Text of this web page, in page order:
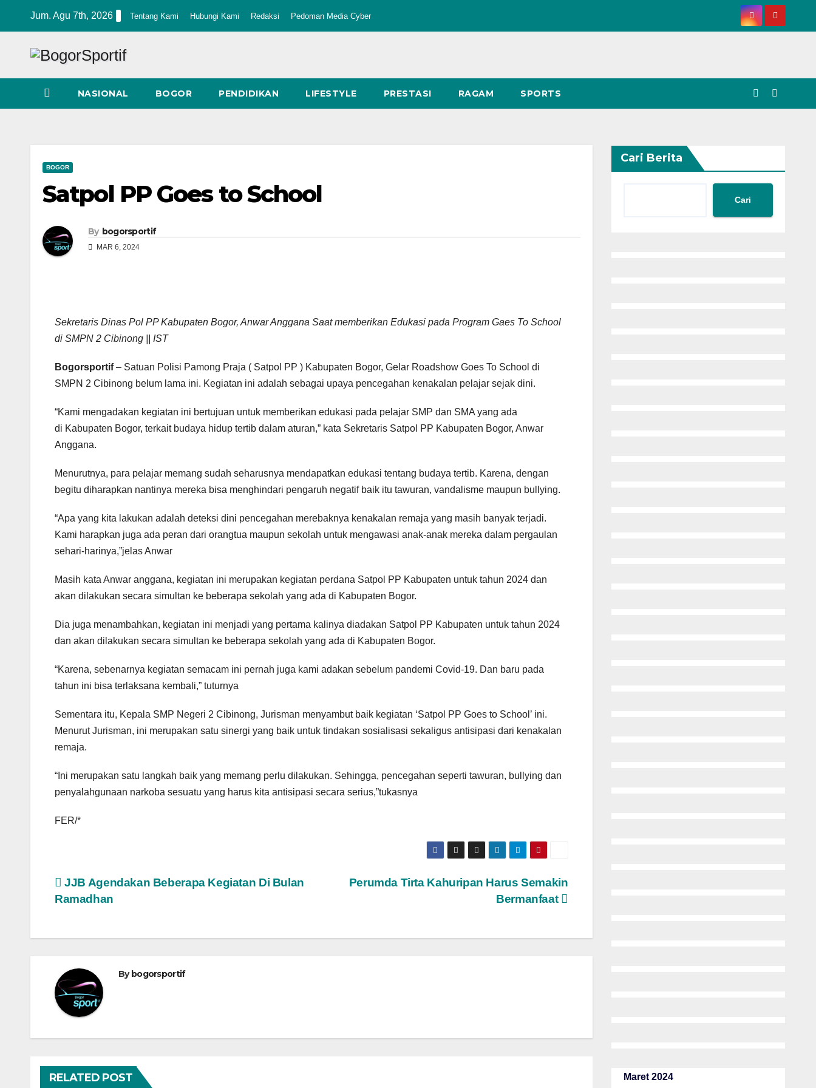
Jum. Agu 7th, 2026 Tentang Kami Hubungi Kami Redaksi Pedoman Media Cyber
NASIONAL BOGOR PENDIDIKAN LIFESTYLE PRESTASI RAGAM SPORTS
BOGOR
Satpol PP Goes to School
By bogorsportif
MAR 6, 2024
Sekretaris Dinas Pol PP Kabupaten Bogor, Anwar Anggana Saat memberikan Edukasi pada Program Gaes To School
di SMPN 2 Cibinong || IST
Bogorsportif– Satuan Polisi Pamong Praja ( Satpol PP ) Kabupaten Bogor, Gelar Roadshow Goes To School di
SMPN 2 Cibinong belum lama ini. Kegiatan ini adalah sebagai upaya pencegahan kenakalan pelajar sejak dini.
“Kami mengadakan kegiatan ini bertujuan untuk memberikan edukasi pada pelajar SMP dan SMA yang ada
di Kabupaten Bogor, terkait budaya hidup tertib dalam aturan,” kata Sekretaris Satpol PP Kabupaten Bogor, Anwar
Anggana.
Menurutnya, para pelajar memang sudah seharusnya mendapatkan edukasi tentang budaya tertib. Karena, dengan
begitu diharapkan nantinya mereka bisa menghindari pengaruh negatif baik itu tawuran, vandalisme maupun bullying.
“Apa yang kita lakukan adalah deteksi dini pencegahan merebaknya kenakalan remaja yang masih banyak terjadi.
Kami harapkan juga ada peran dari orangtua maupun sekolah untuk mengawasi anak-anak mereka dalam pergaulan
sehari-harinya,”jelas Anwar
Masih kata Anwar anggana, kegiatan ini merupakan kegiatan perdana Satpol PP Kabupaten untuk tahun 2024 dan
akan dilakukan secara simultan ke beberapa sekolah yang ada di Kabupaten Bogor.
Dia juga menambahkan, kegiatan ini menjadi yang pertama kalinya diadakan Satpol PP Kabupaten untuk tahun 2024
dan akan dilakukan secara simultan ke beberapa sekolah yang ada di Kabupaten Bogor.
“Karena, sebenarnya kegiatan semacam ini pernah juga kami adakan sebelum pandemi Covid-19. Dan baru pada
tahun ini bisa terlaksana kembali,” tuturnya
Sementara itu, Kepala SMP Negeri 2 Cibinong, Jurisman menyambut baik kegiatan ‘Satpol PP Goes to School’ ini.
Menurut Jurisman, ini merupakan satu sinergi yang baik untuk tindakan sosialisasi sekaligus antisipasi dari kenakalan
remaja.
“Ini merupakan satu langkah baik yang memang perlu dilakukan. Sehingga, pencegahan seperti tawuran, bullying dan
penyalahgunaan narkoba sesuatu yang harus kita antisipasi secara serius,”tukasnya
FER/*
Navigasi
Perumda Tirta Kahuripan Harus Semakin
Bermanfaat
JJB Agendakan Beberapa Kegiatan Di Bulan
Ramadhan
Bybogorsportif
RELATED POST
Cari Berita
Cari
Maret 2024